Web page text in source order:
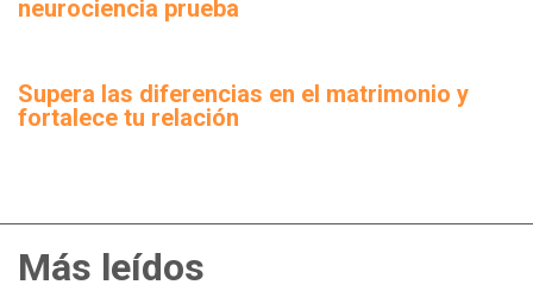
neurociencia prueba
Supera las diferencias en el matrimonio y
fortalece tu relación
Más leídos